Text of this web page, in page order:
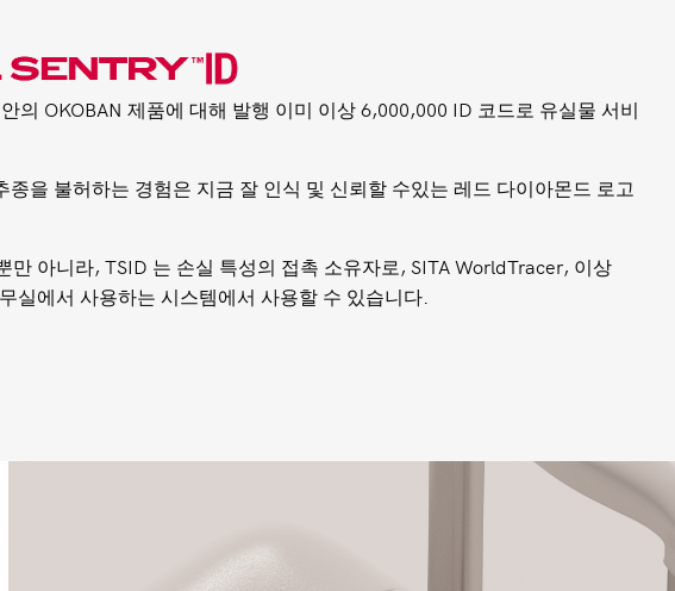
의 OKOBAN 제품에 대해 발행 이미 이상 6,000,000 ID 코드로 유실물 서비
종을 불허하는 경험은 지금 잘 인식 및 신뢰할 수있는 레드 다이아몬드 로고
만 아니라, TSID 는 손실 특성의 접촉 소유자로, SITA WorldTracer, 이상
실에서 사용하는 시스템에서 사용할 수 있습니다.